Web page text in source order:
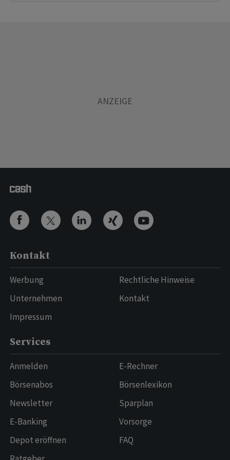
Kontakt
Werbung
Unternehmen
Impressum
Rechtliche Hinweise
Kontakt
Services
Anmelden
Börsenabos
Newsletter
E-Banking
Depot eröffnen
E-Rechner
Börsenlexikon
Sparplan
Vorsorge
FAQ